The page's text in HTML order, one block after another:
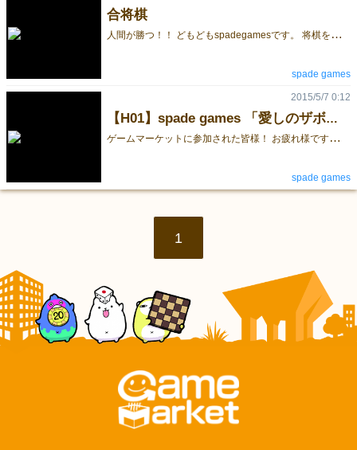
合将棋
人
間が勝つ！！ どもどもspadegamesです。 将棋をプレイできる将棋でないゲームを再販します。その名も合将棋(あいしょうぎ)です。 詳しくはホームページをどうぞ。ただホームページは作りかけなので夜に再アップします。申し訳ないです。ゲームマーケット全力で臨みますのでよろしくお願いします！ 合将棋
spade games
【H01】spade games 「愛しのザボ～ン！」説明書の訂正
ゲ
ームマーケットに参加された皆様！ お疲れ様です。 はじめまして spade games です。 ゲームマーケット当日は情報発信がなかったのにもかかわらず、足を運んでくださった皆様、ご購入してくださった皆様、誠にありがとうございます。 初めての出展でバタバタしたところもありましたがおかげさまでなんとか終了しました。 さて、本題の前にお知らせがあります。 ご購入された皆様、ルールブックにはわかりづらい点があると思います。近々ホームページを立ち上げますので、その中でわかりやすい解説を導入したいと考えています。本当はゲームマーケット前に公開すべき内容でしたが、申し訳ありませんが間に合いませんでした。 本題のルールブックの訂正箇所を記します。 「愛しのザボ～ン」の初期手札を ・3人プレイの時は各自14枚、4人プレイの時は各自13枚... としていましたが、本当は ・プレイ人数にかかわらず各自9枚 が正しいルールとなっております。ご確認ください。 何か気づいた点や質問等がございましたら是非ご連絡ください。 mail:messageあっとまーくspadegames.net (あっとまーく、は@に変換よろしくお願いします)
2015/5/7 0:12
spade games
1